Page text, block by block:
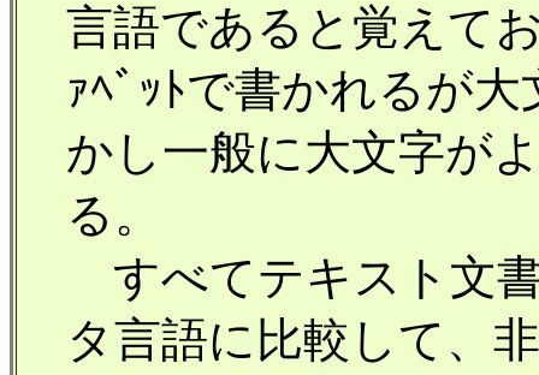
言語であると覚えて
ｧﾍﾞｯﾄで書かれるが
かし一般に大文字が
る。
すべてテキスト文
タ言語に比較して、